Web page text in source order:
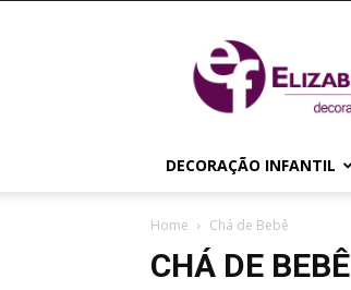
Elizabete
Festas
|
Decoração
Locação
DECORAÇÃO INFANTIL
Home Chá de Bebê
CHÁ DE BEBÊ